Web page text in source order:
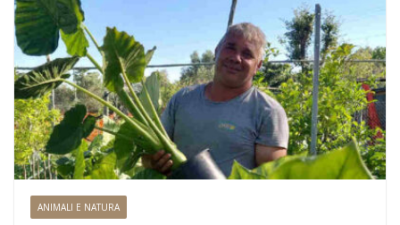
ANIMALI E NATURA